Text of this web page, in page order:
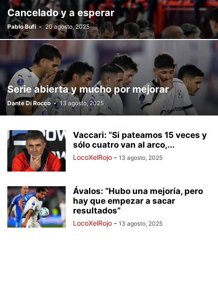
Cancelado y a esperar
Pablo Bufi - 20 agosto, 2025
Serie abierta y mucho por mejorar
Dante Di Rocco - 13 agosto, 2025
Vaccari: “Si pateamos 15 veces y
sólo cuatro van al arco,...
LocoXelRojo - 13 agosto, 2025
Ávalos: “Hubo una mejoría, pero
hay que empezar a sacar
resultados”
LocoXelRojo - 13 agosto, 2025